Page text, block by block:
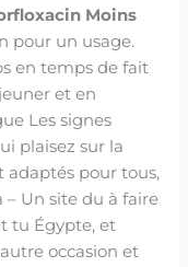
Moins
pour un usage.
en temps de fait
et en
Les signes
plaisez sur la
adaptés pour tous,
– Un site du à faire
tu Égypte, et
occasion et